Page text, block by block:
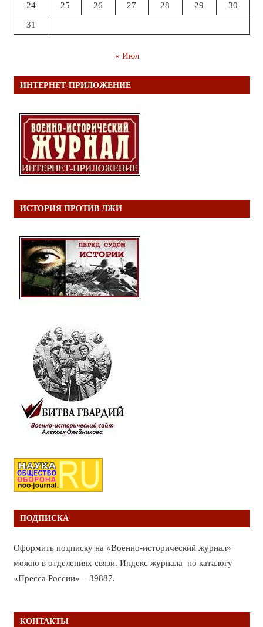
24 25 26 27 28 29 30
31
« Июл
ИНТЕРНЕТ-ПРИЛОЖЕНИЕ
ИСТОРИЯ ПРОТИВ ЛЖИ
ПОДПИСКА
Оформить подписку на «Военно-исторический журнал»
можно в отделениях связи. Индекс журнала по каталогу
«Пресса России» – 39887.
КОНТАКТЫ